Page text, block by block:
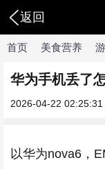
返回
首页 美食营养
华为手机丢了
2026-04-22 02:25:31
以华为nova6，